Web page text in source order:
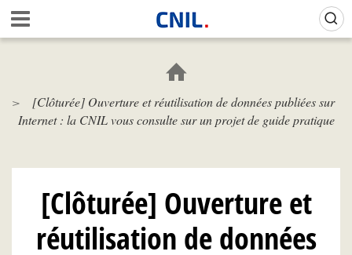
Aller
au
contenu
c
i
l
N
L
[Clôturée] Ouverture et réutilisation de données publiées sur
Internet : la CNIL vous consulte sur un projet de guide pratique
[Clôturée] Ouverture et
réutilisation de données
Gestion de vos préférences sur les cookies (témoins de connexion)